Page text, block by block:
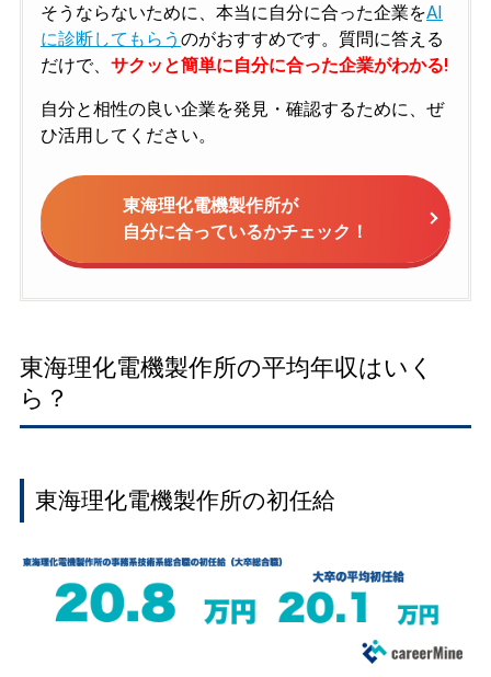
そうならないために、本当に自分に合った企業をAI
に診断してもらう のがおすすめです。質問に答える
だけで、 サクッと簡単に自分に合った企業がわかる!
自分と相性の良い企業を発見・確認するために、ぜ
ひ活用してください。
東海理化電機製作所が
自分に合っているかチェック！
東海理化電機製作所の平均年収はいく
ら？
東海理化電機製作所の初任給